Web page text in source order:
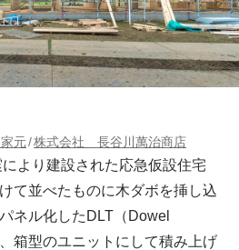
元 株式会社 長谷川萬治商店
より建設された応急仮設住宅
て並べたものに木ダボを挿し込
ネル化したDLT（Dowel
箱型のユニットにして積み上げ